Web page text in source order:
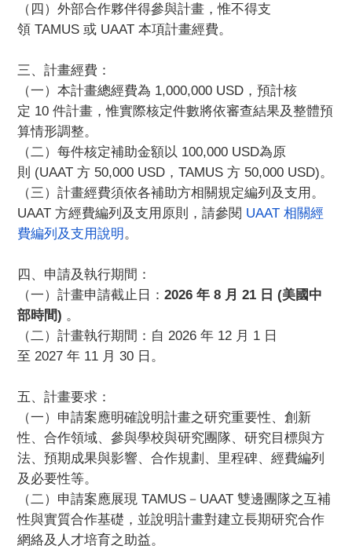
（四）外部合作夥伴得參與計畫，惟不得支
領 TAMUS 或 UAAT 本項計畫經費。
三、計畫經費：
（一）本計畫總經費為 1,000,000 USD，預計核
定 10 件計畫，惟實際核定件數將依審查結果及整體預
算情形調整。
（二）每件核定補助金額以 100,000 USD為原
則 (UAAT 方 50,000 USD，TAMUS 方 50,000 USD)。
（三）計畫經費須依各補助方相關規定編列及支用。
UAAT 方經費編列及支用原則，請參閱 UAAT 相關經
費編列及支用說明。
四、申請及執行期間：
（一）計畫申請截止日： 2026 年 8 月 21 日 (美國中
部時間) 。
（二）計畫執行期間：自 2026 年 12 月 1 日
至 2027 年 11 月 30 日。
五、計畫要求：
（一）申請案應明確說明計畫之研究重要性、創新
性、合作領域、 參與學校與研究團隊、研究目標與方
法、預期成果與影響、 合作規劃、里程碑、經費編列
及必要性等。
（二）申請案應展現 TAMUS－UAAT 雙邊團隊之互補
性與實質合作基礎， 並說明計畫對建立長期研究合作
網絡及人才培育之助益。